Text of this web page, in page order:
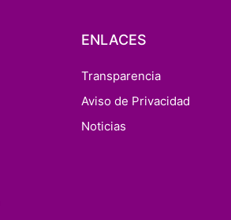
ENLACES
Transparencia
Aviso de Privacidad
Noticias